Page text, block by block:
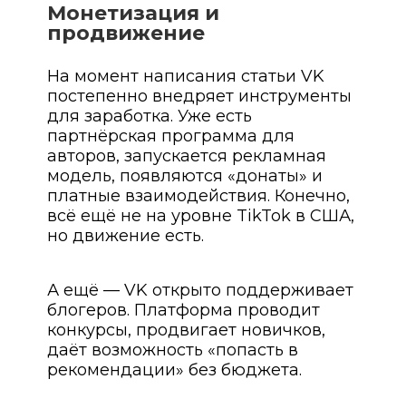
Монетизация и
продвижение
На момент написания статьи VK
постепенно внедряет инструменты
для заработка. Уже есть
партнёрская программа для
авторов, запускается рекламная
модель, появляются «донаты» и
платные взаимодействия. Конечно,
всё ещё не на уровне TikTok в США,
но движение есть.
А ещё — VK открыто поддерживает
блогеров. Платформа проводит
конкурсы, продвигает новичков,
даёт возможность «попасть в
рекомендации» без бюджета.